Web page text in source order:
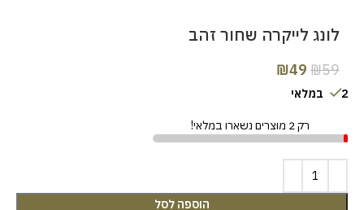
לונג לייקרה שחור זהב
₪59
₪49
2 במלאי
רק 2 מוצרים נשארו במלאי!
הוספה לסל